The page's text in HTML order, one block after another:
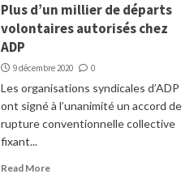
Plus d’un millier de départs
volontaires autorisés chez
ADP
9 décembre 2020 0
Les organisations syndicales d’ADP
ont signé à l’unanimité un accord de
rupture conventionnelle collective
fixant...
Read More